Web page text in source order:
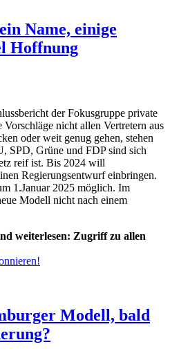
Name, einige
Hoffnung
der Fokusgruppe private
nicht allen Vertretern aus
oder weit genug gehen, stehen
SPD, Grüne und FDP sind sich
reif ist. Bis 2024 will
Regierungsentwurf einbringen.
1.Januar 2025 möglich. Im
Modell nicht nach einem
weiterlesen: Zugriff zu allen
Modell, bald